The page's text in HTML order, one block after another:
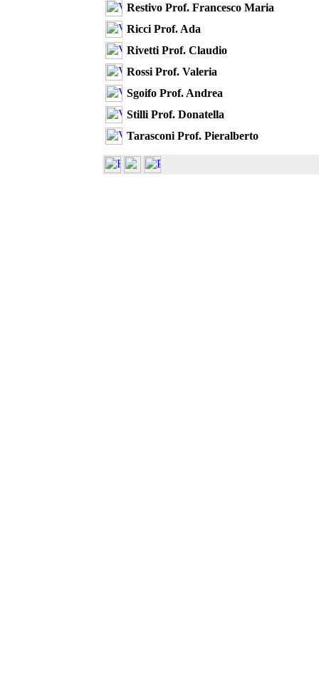
Restivo Prof. Francesco Maria
Ricci Prof. Ada
Rivetti Prof. Claudio
Rossi Prof. Valeria
Sgoifo Prof. Andrea
Stilli Prof. Donatella
Tarasconi Prof. Pieralberto